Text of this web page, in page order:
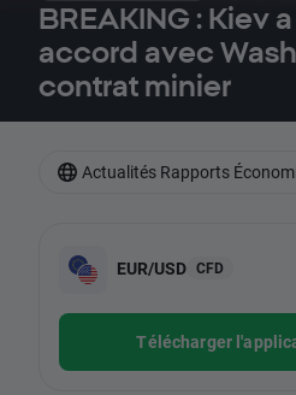
BREAKING : Kiev
accord avec
contrat minier
EUR/USD CFD
Télécharger
Actualités Rapports